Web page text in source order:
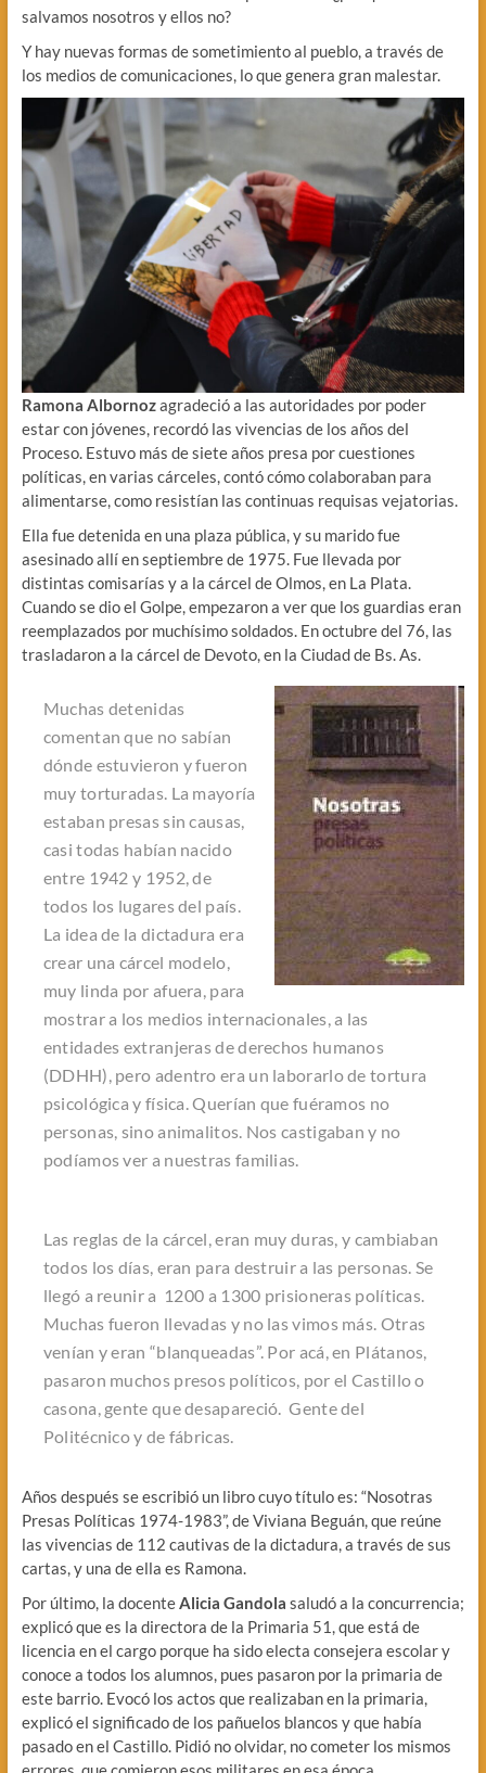
salvamos nosotros y ellos no?
Y hay nuevas formas de sometimiento al pueblo, a través de
los medios de comunicaciones, lo que genera gran malestar.
Ramona Albornozagradeció a las autoridades por poder
estar con jóvenes, recordó las vivencias de los años del
Proceso. Estuvo más de siete años presa por cuestiones
políticas, en varias cárceles, contó cómo colaboraban para
alimentarse, como resistían las continuas requisas vejatorias.
Ella fue detenida en una plaza pública, y su marido fue
asesinado allí en septiembre de 1975. Fue llevada por
distintas comisarías y a la cárcel de Olmos, en La Plata.
Cuando se dio el Golpe, empezaron a ver que los guardias eran
reemplazados por muchísimo soldados. En octubre del 76, las
trasladaron a la cárcel de Devoto, en la Ciudad de Bs. As.
Muchas detenidas
comentan que no sabían
dónde estuvieron y fueron
muy torturadas. La mayoría
estaban presas sin causas,
casi todas habían nacido
entre 1942 y 1952, de
todos los lugares del país.
La idea de la dictadura era
crear una cárcel modelo,
muy linda por afuera, para
mostrar a los medios internacionales, a las
entidades extranjeras de derechos humanos
(DDHH), pero adentro era un laborarlo de tortura
psicológica y física. Querían que fuéramos no
personas, sino animalitos. Nos castigaban y no
podíamos ver a nuestras familias.
Las reglas de la cárcel, eran muy duras, y cambiaban
todos los días, eran para destruir a las personas. Se
llegó a reunir a 1200 a 1300 prisioneras políticas.
Muchas fueron llevadas y no las vimos más. Otras
venían y eran “blanqueadas”. Por acá, en Plátanos,
pasaron muchos presos políticos, por el Castillo o
casona, gente que desapareció. Gente del
Politécnico y de fábricas.
Años después se escribió un libro cuyo título es: “Nosotras
Presas Políticas 1974-1983”, de Viviana Beguán, que reúne
las vivencias de 112 cautivas de la dictadura, a través de sus
cartas, y una de ella es Ramona.
Por último, la docenteAlicia Gandola saludó a la concurrencia;
explicó que es la directora de la Primaria 51, que está de
licencia en el cargo porque ha sido electa consejera escolar y
conoce a todos los alumnos, pues pasaron por la primaria de
este barrio. Evocó los actos que realizaban en la primaria,
explicó el significado de los pañuelos blancos y que había
pasado en el Castillo. Pidió no olvidar, no cometer los mismos